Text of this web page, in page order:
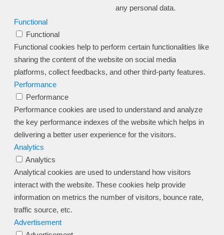
any personal data.
Functional
Functional
Functional cookies help to perform certain functionalities like
sharing the content of the website on social media
platforms, collect feedbacks, and other third-party features.
Performance
Performance
Performance cookies are used to understand and analyze
the key performance indexes of the website which helps in
delivering a better user experience for the visitors.
Analytics
Analytics
Analytical cookies are used to understand how visitors
interact with the website. These cookies help provide
information on metrics the number of visitors, bounce rate,
traffic source, etc.
Advertisement